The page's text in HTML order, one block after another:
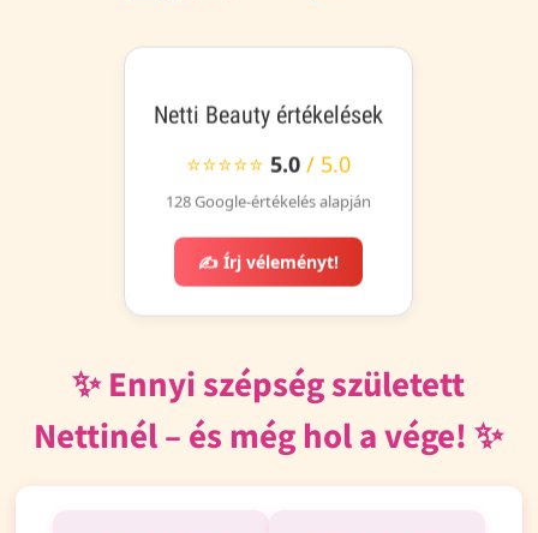
Netti Beauty értékelések
⭐⭐⭐⭐⭐5.0 / 5.0
128 Google-értékelés alapján
✍️ Írj véleményt!
✨ Ennyi szépség született
Nettinél – és még hol a vége! ✨